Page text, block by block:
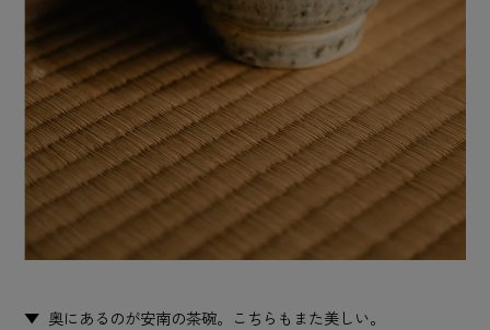
奥にあるのが安南の茶碗。こちらもまた美しい。